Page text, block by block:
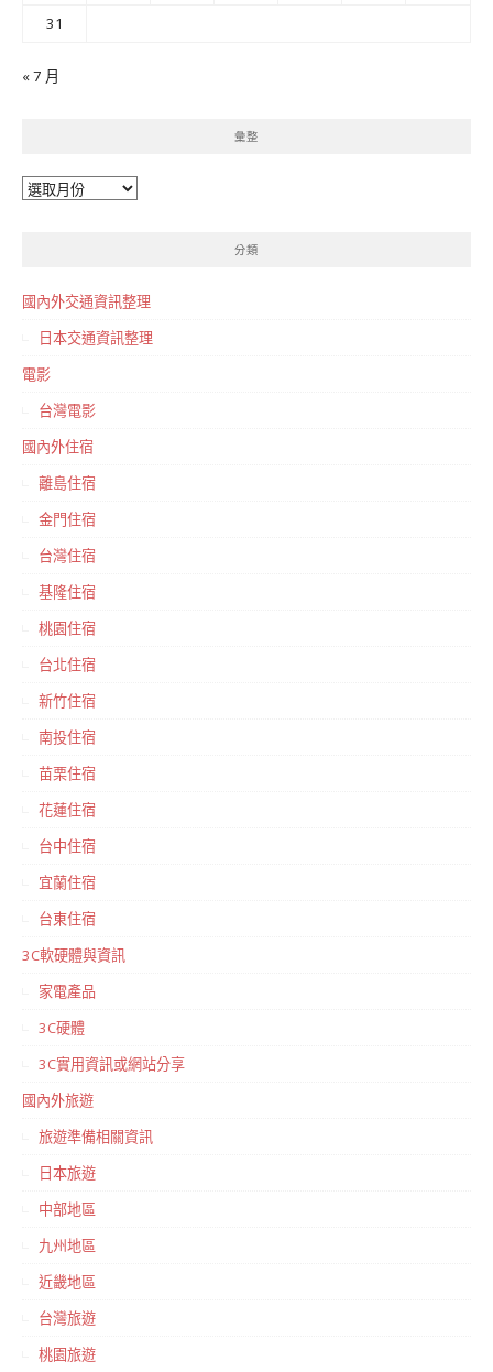
31
« 7 月
彙整
彙
分類
國內外交通資訊整理
日本交通資訊整理
電影
台灣電影
國內外住宿
離島住宿
金門住宿
台灣住宿
基隆住宿
桃園住宿
台北住宿
新竹住宿
南投住宿
苗栗住宿
花蓮住宿
台中住宿
宜蘭住宿
台東住宿
3C軟硬體與資訊
家電產品
3C硬體
3C實用資訊或網站分享
國內外旅遊
旅遊準備相關資訊
日本旅遊
中部地區
九州地區
近畿地區
台灣旅遊
桃園旅遊